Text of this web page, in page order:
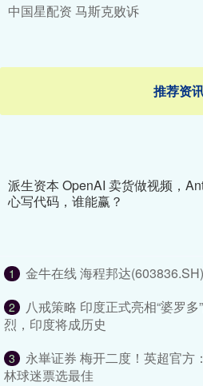
中国星配资 马斯克败诉
推荐资
派生资本 OpenAI 卖货做视频，
心写代码，谁能赢？
1 金牛在线 海程邦达
2
八戒策略 印度正式亮相“婆罗
烈，印度将成历史
3
永崋证券 梅开二度！英超官方
林球迷票选最佳